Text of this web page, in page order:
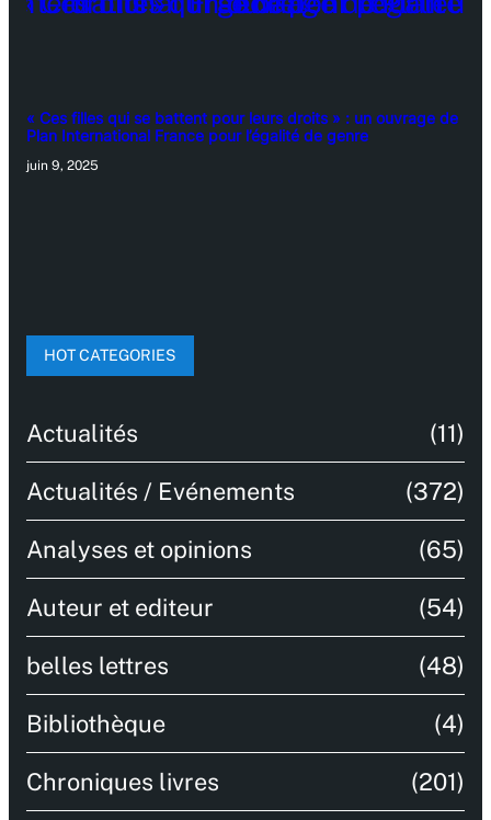
« Ces filles qui se battent pour leurs droits » : un ouvrage de
Plan International France pour l’égalité de genre
juin 9, 2025
HOT CATEGORIES
Actualités (11)
Actualités / Evénements (372)
Analyses et opinions (65)
Auteur et editeur (54)
belles lettres (48)
Bibliothèque (4)
Chroniques livres (201)